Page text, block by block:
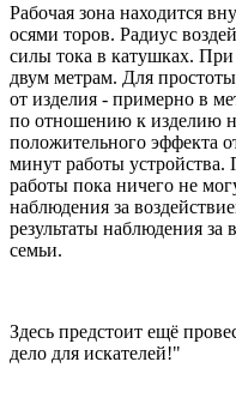
Рабочая зона находится
осями торов. Радиус
силы тока в катушках.
двум метрам. Для
от изделия - примерно в
по отношению к изделию
положительного эффекта
минут работы устройства.
работы пока ничего не
наблюдения за
результаты наблюдения за
семьи.
Здесь предстоит ещё
дело для искателей!"